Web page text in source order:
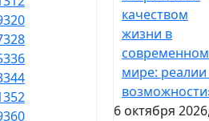
320
328
336
344
352
360
качеством
жизни в
современном
мире:
6 октября